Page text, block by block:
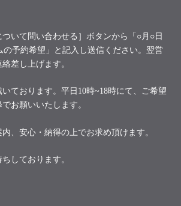
いて問い合わせる］ボタンから「○月○日
の予約希望」と記入し送信ください。翌営
差し上げます。
ております。平日10時~18時にて、ご希望
お願いいたします。
、安心・納得の上でお求め頂けます。
しております。